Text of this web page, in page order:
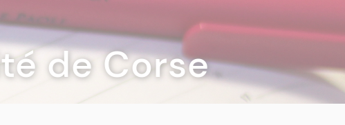
de Corse